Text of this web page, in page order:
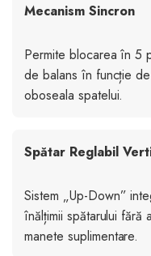
Mecanism Sincron
Permite blocarea în 5
de balans în funcție
oboseala spatelui.
Spătar Reglabil
Sistem „Up-Down”
înălțimii spătarului fără
manete suplimentare.